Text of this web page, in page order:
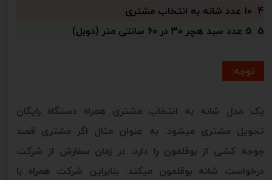
4 10 عدد شانه به انتخاب مشتری
5 5 عدد سبد هچر 30 در 60 سانتی متر (دوبل)
توجه:
یک مدل شانه به انتخاب مشتری همراه دستگاه رایگان
تحویل مشتری میشود. به عنوان مثال اگر مشتری قصد
جوجه کشی از بوقلمون را دارد، در زمان سفارش از شرکت
درخواست شانه بوقلمون میکند. بنابراین شرکت همراه با